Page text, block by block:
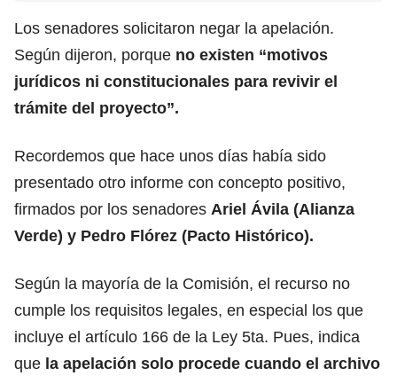
Los senadores solicitaron negar la apelación.
Según dijeron, porque no existen “motivos
jurídicos ni constitucionales para revivir el
trámite del proyecto”.
Recordemos que hace unos días había sido
presentado otro informe con concepto positivo,
firmados por los senadores Ariel Ávila (Alianza
Verde) y Pedro Flórez (Pacto Histórico).
Según la mayoría de la Comisión, el recurso no
cumple los requisitos legales, en especial los que
incluye el artículo 166 de la Ley 5ta. Pues, indica
que la apelación solo procede cuando el archivo